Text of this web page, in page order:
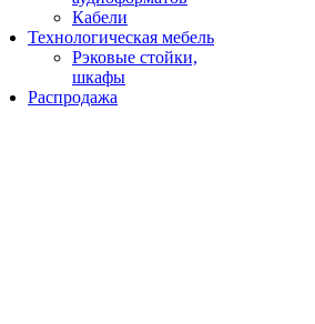
Кабели
Технологическая мебель
Рэковые стойки,
шкафы
Распродажа